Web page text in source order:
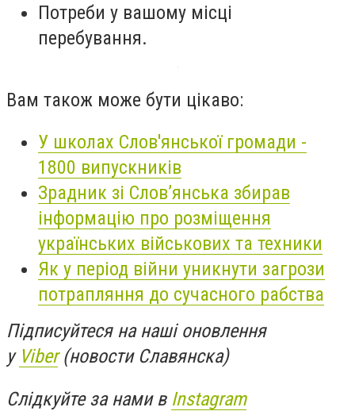
Потреби у вашому місці
перебування.
Вам також може бути цікаво:
У школах Слов'янської громади -
1800 випускників
Зрадник зі Слов’янська збирав
інформацію про розміщення
українських військових та техники
Як у період війни уникнути загрози
потрапляння до сучасного рабства
Підписуйтеся на наші оновлення
у Viber(новости Славянска)
Слідкуйте за нами в Instagram